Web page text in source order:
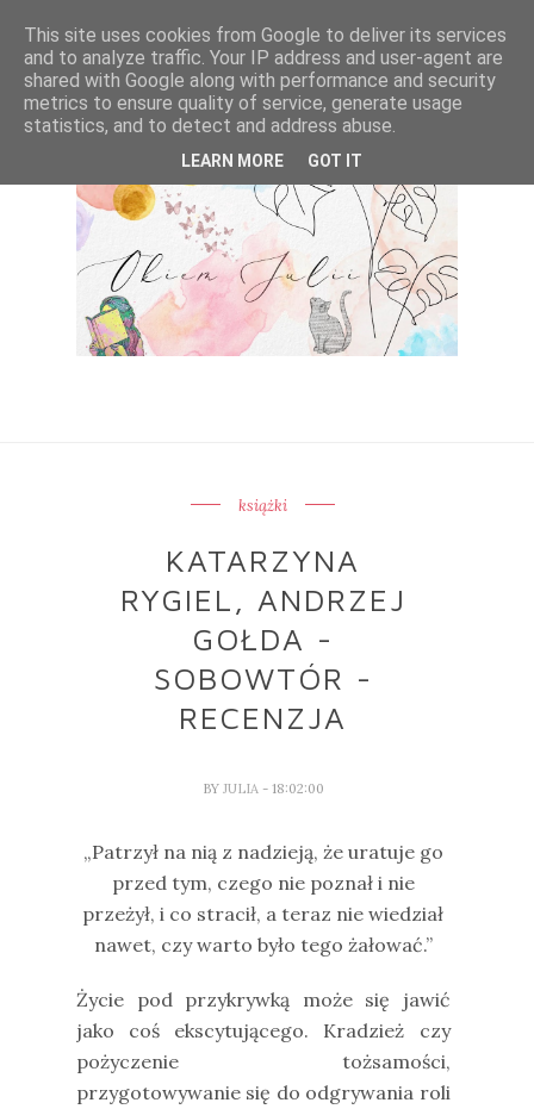
książki
KATARZYNA
RYGIEL, ANDRZEJ
GOŁDA -
SOBOWTÓR -
RECENZJA
BY JULIA - 18:02:00
„Patrzył na nią z nadzieją, że uratuje go
przed tym, czego nie poznał i nie
przeżył, i co stracił, a teraz nie wiedział
nawet, czy warto było tego żałować.”
Życie pod przykrywką może się jawić
jako coś ekscytującego. Kradzież czy
pożyczenie tożsamości,
przygotowywanie się do odgrywania roli
This site uses cookies from Google to deliver its services
and to analyze traffic. Your IP address and user-agent are
shared with Google along with performance and security
metrics to ensure quality of service, generate usage
statistics, and to detect and address abuse.
LEARN MORE GOT IT